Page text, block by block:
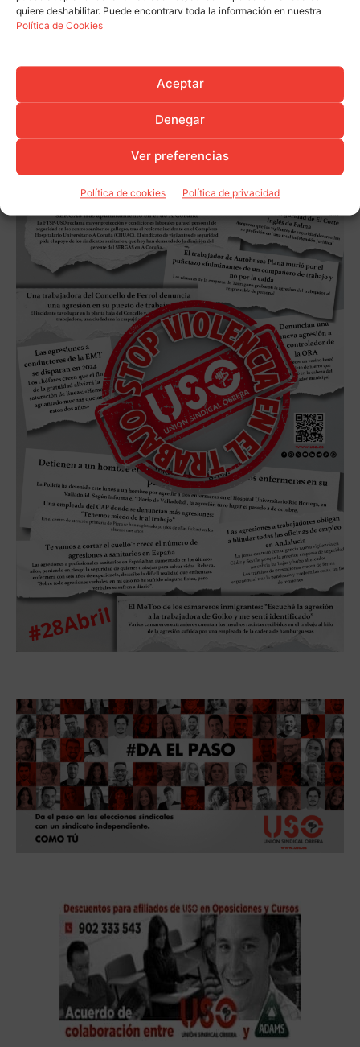
quiere deshabilitar. Puede encontrarv toda la información en nuestra
Política de Cookies
Aceptar
Denegar
Ver preferencias
Política de cookies Política de privacidad